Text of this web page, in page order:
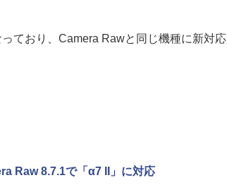
ており、Camera Rawと同じ機種に新対応
Raw 8.7.1で「α7 II」に対応